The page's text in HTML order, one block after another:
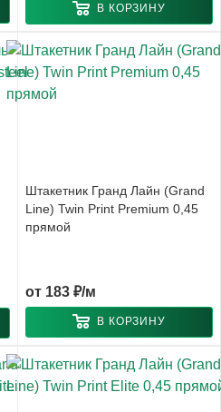
В КОРЗИНУ
Штакетник Гранд Лайн (Grand
Line) Twin Print Premium 0,45
прямой
от 183 ₽/м
В КОРЗИНУ